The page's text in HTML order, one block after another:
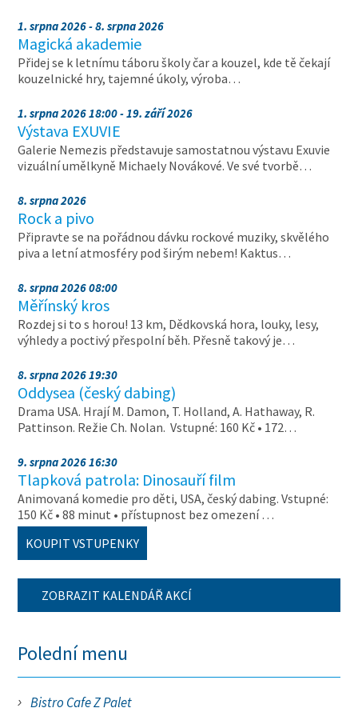
1. srpna 2026 - 8. srpna 2026
Magická akademie
Přidej se k letnímu táboru školy čar a kouzel, kde tě čekají
kouzelnické hry, tajemné úkoly, výroba…
1. srpna 2026 18:00 - 19. září 2026
Výstava EXUVIE
Galerie Nemezis představuje samostatnou výstavu Exuvie
vizuální umělkyně Michaely Novákové. Ve své tvorbě…
8. srpna 2026
Rock a pivo
Připravte se na pořádnou dávku rockové muziky, skvělého
piva a letní atmosféry pod širým nebem! Kaktus…
8. srpna 2026 08:00
Měřínský kros
Rozdej si to s horou! 13 km, Dědkovská hora, louky, lesy,
výhledy a poctivý přespolní běh. Přesně takový je…
8. srpna 2026 19:30
Oddysea (český dabing)
Drama USA. Hrají M. Damon, T. Holland, A. Hathaway, R.
Pattinson. Režie Ch. Nolan. Vstupné: 160 Kč • 172…
9. srpna 2026 16:30
Tlapková patrola: Dinosauří film
Animovaná komedie pro děti, USA, český dabing. Vstupné:
150 Kč • 88 minut • přístupnost bez omezení …
KOUPIT VSTUPENKY
ZOBRAZIT KALENDÁŘ AKCÍ
Polední menu
Bistro Cafe Z Palet